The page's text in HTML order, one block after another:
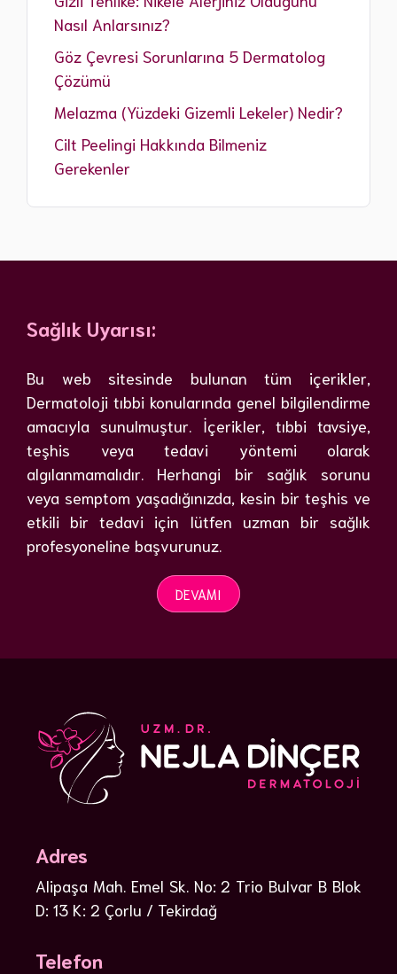
Nasıl Anlarsınız?
Göz Çevresi Sorunlarına 5 Dermatolog
Çözümü
Melazma (Yüzdeki Gizemli Lekeler) Nedir?
Cilt Peelingi Hakkında Bilmeniz
Gerekenler
Sağlık Uyarısı:
Bu web sitesinde bulunan tüm içerikler,
Dermatoloji tıbbi konularında genel bilgilendirme
amacıyla sunulmuştur. İçerikler, tıbbi tavsiye,
teşhis veya tedavi yöntemi olarak
algılanmamalıdır. Herhangi bir sağlık sorunu
veya semptom yaşadığınızda, kesin bir teşhis ve
etkili bir tedavi için lütfen uzman bir sağlık
profesyoneline başvurunuz.
DEVAMI
Adres
Alipaşa Mah. Emel Sk. No: 2 Trio Bulvar B Blok
D: 13 K: 2 Çorlu / Tekirdağ
Telefon